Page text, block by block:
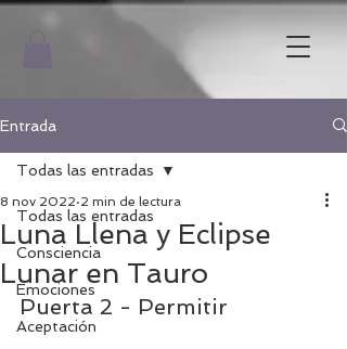
Entrada
Todas las entradas
Consciencia
Emociones
Aceptación
Todas las entradas
Luna Llena y Eclipse
Lunar en Tauro
8 nov 2022 2 min de lectura
Puerta 2 - Permitir